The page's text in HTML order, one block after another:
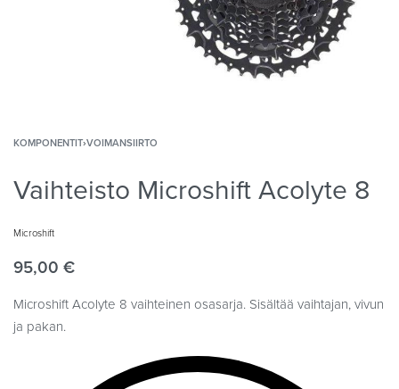
KOMPONENTIT›VOIMANSIIRTO
Vaihteisto Microshift Acolyte 8
Microshift
95,00 €
Microshift Acolyte 8 vaihteinen osasarja. Sisältää vaihtajan, vivun
ja pakan.